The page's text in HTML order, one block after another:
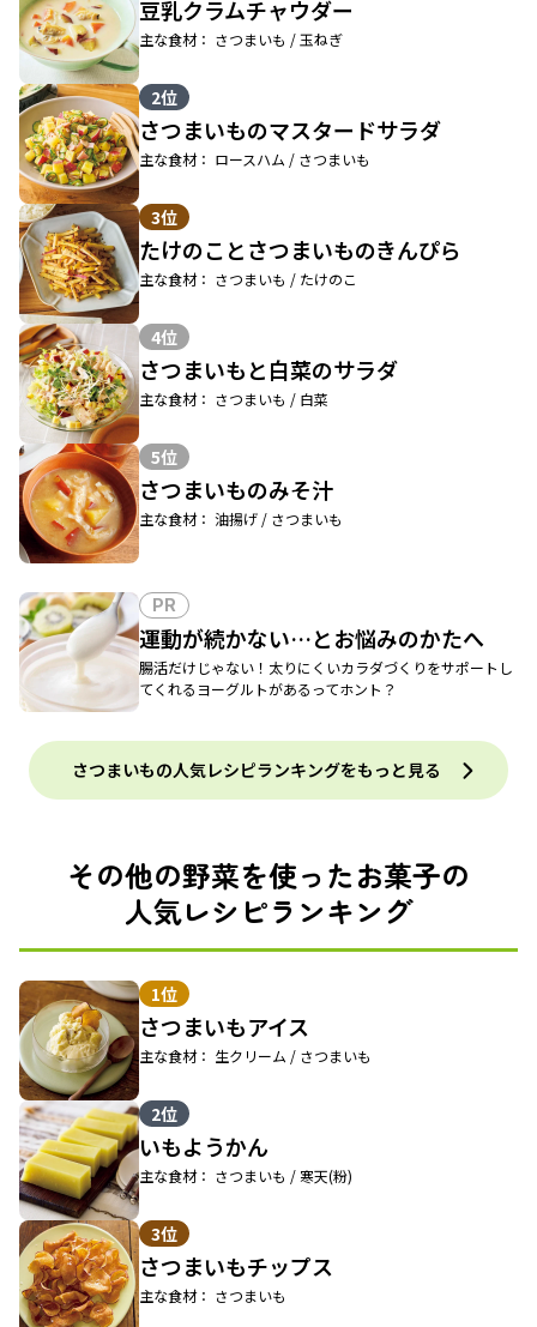
豆乳クラムチャウダー
主な食材： さつまいも / 玉ねぎ
2位
さつまいものマスタードサラダ
主な食材： ロースハム / さつまいも
3位
たけのことさつまいものきんぴら
主な食材： さつまいも / たけのこ
4位
さつまいもと白菜のサラダ
主な食材： さつまいも / 白菜
5位
さつまいものみそ汁
主な食材： 油揚げ / さつまいも
PR
運動が続かない…とお悩みのかたへ
腸活だけじゃない！太りにくいカラダづくりをサポートし
てくれるヨーグルトがあるってホント？
さつまいもの人気レシピランキングをもっと見る
その他の野菜を使ったお菓子の
人気レシピランキング
1位
さつまいもアイス
主な食材： 生クリーム / さつまいも
2位
いもようかん
主な食材： さつまいも / 寒天(粉)
3位
さつまいもチップス
主な食材： さつまいも